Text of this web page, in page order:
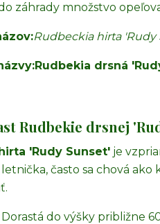
záhrady množstvo
Rudbeckia hirta 'Rudy
Rudbekia drsná
Rudbekie drsnej
'Rudy Sunset' je
často sa chová
Dorastá do výšky približne